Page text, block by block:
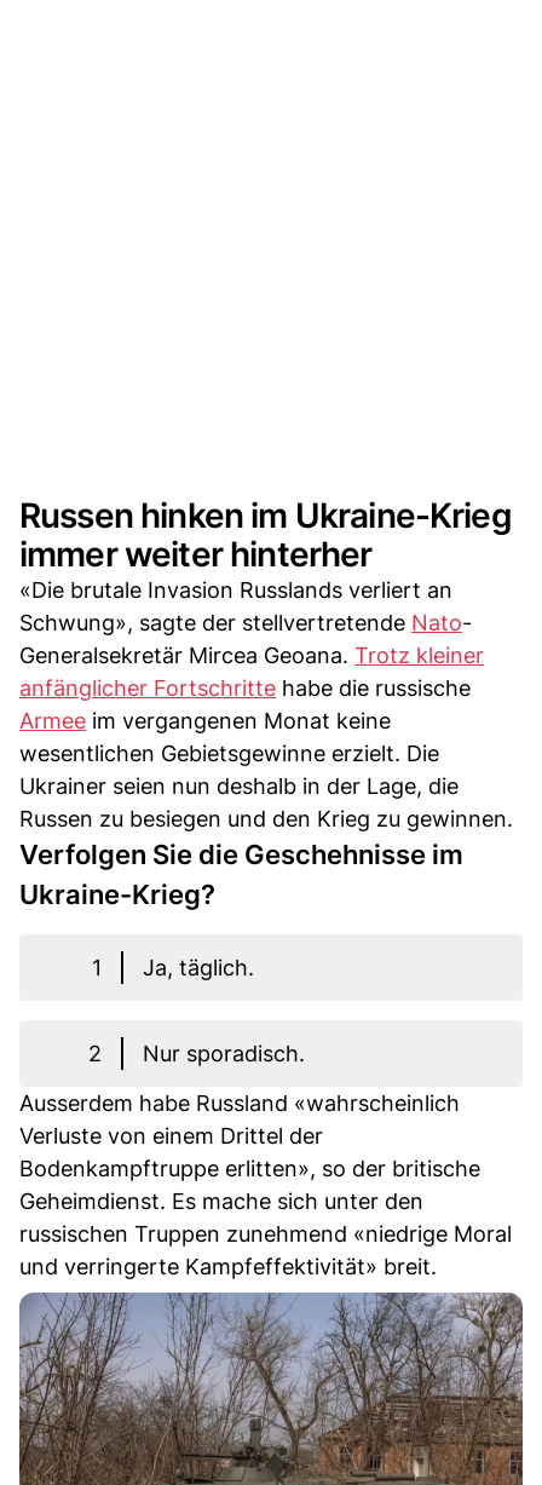
Russen hinken im Ukraine-Krieg
immer weiter hinterher
«Die brutale Invasion Russlands verliert an
Schwung», sagte der stellvertretende Nato-
Generalsekretär Mircea Geoana. Trotz kleiner
anfänglicher Fortschritte habe die russische
Armee im vergangenen Monat keine
wesentlichen Gebietsgewinne erzielt. Die
Ukrainer seien nun deshalb in der Lage, die
Russen zu besiegen und den Krieg zu gewinnen.
Verfolgen Sie die Geschehnisse im
Ukraine-Krieg?
1 Ja, täglich.
2
Nur sporadisch.
Ausserdem habe Russland «wahrscheinlich
Verluste von einem Drittel der
Bodenkampftruppe erlitten», so der britische
Geheimdienst. Es mache sich unter den
russischen Truppen zunehmend «niedrige Moral
und verringerte Kampfeffektivität» breit.